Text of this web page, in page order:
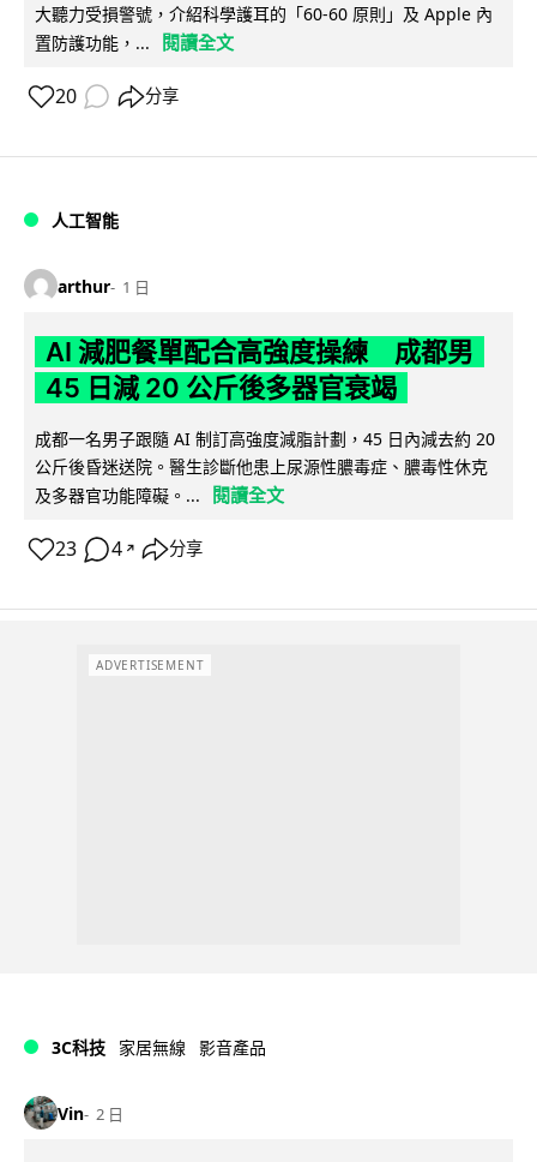
大聽力受損警號，介紹科學護耳的「60-60 原則」及 Apple 內
置防護功能，...
閱讀全文
20 分享
人工智能
arthur 1 日
AI 減肥餐單配合高強度操練 成都男
45 日減 20 公斤後多器官衰竭
成都一名男子跟隨 AI 制訂高強度減脂計劃，45 日內減去約 20
公斤後昏迷送院。醫生診斷他患上尿源性膿毒症、膿毒性休克
及多器官功能障礙。...
閱讀全文
23 4 ↗ 分享
ADVERTISEMENT
3C科技 家居無線 影音產品
Vin 2 日